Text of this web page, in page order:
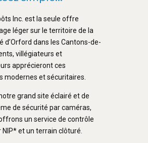
Inc. est la seule offre
léger sur le territoire de la
d’Orford dans les Cantons-de-
villégiateurs et
apprécieront ces
modernes et sécuritaires.
grand site éclairé et de
de sécurité par caméras,
un service de contrôle
NIP* et un terrain clôturé.